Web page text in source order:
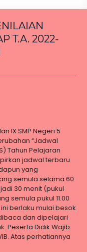
T.A. 2022-
IX SMP Negeri 5
“Jadwal
Tahun Pelajaran
jadwal terbaru
yang
semula selama 60
30 menit (pukul
semula pukul 11.00
berlaku mulai besok
dan dipelajari
Peserta Didik Wajib
Atas perhatiannya